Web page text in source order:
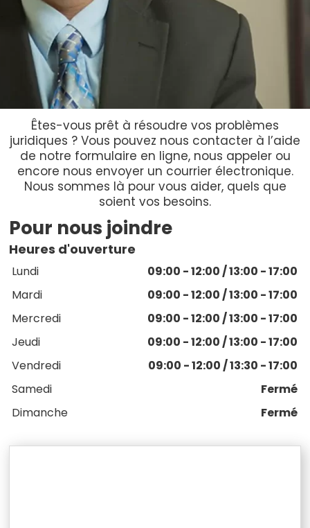
Êtes-vous prêt à résoudre vos problèmes
juridiques ? Vous pouvez nous contacter à l’aide
de notre formulaire en ligne, nous appeler ou
encore nous envoyer un courrier électronique.
Nous sommes là pour vous aider, quels que
soient vos besoins.
Pour nous joindre
Heures d'ouverture
Lundi
09:00 - 12:00 / 13:00 - 17:00
Mardi
09:00 - 12:00 / 13:00 - 17:00
Mercredi
09:00 - 12:00 / 13:00 - 17:00
Jeudi
09:00 - 12:00 / 13:00 - 17:00
Vendredi
09:00 - 12:00 / 13:30 - 17:00
Samedi
Fermé
Dimanche
Fermé